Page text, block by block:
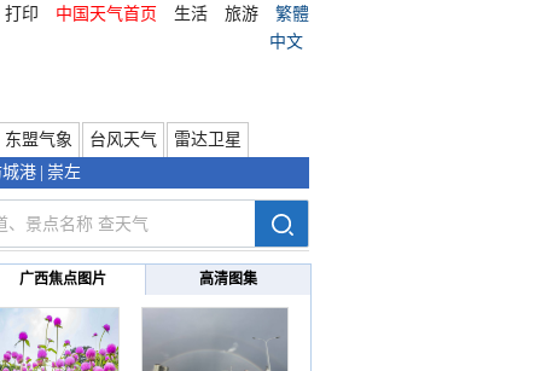
打印 中国天气首页 生活 旅游
繁體
中文
东盟气象 台风天气
雷达卫星
城港 崇左
广西焦点图片 高清图集